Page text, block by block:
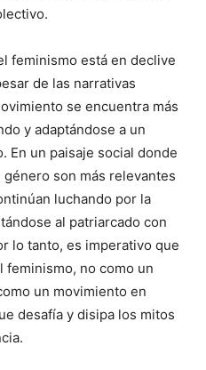
feminismo está en declive
de las narrativas
se encuentra más
y adaptándose a un
En un paisaje social donde
son más relevantes
luchando por la
al patriarcado con
lo tanto, es imperativo que
feminismo, no como un
un movimiento en
desafía y disipa los mitos